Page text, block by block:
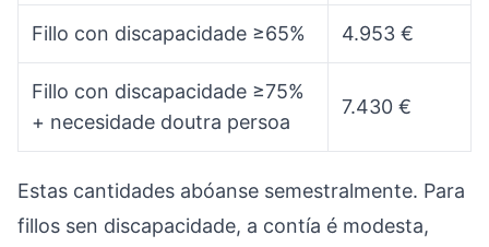
Fillo con discapacidade ≥65% 4.953 €
Fillo con discapacidade ≥75%
+ necesidade doutra persoa
7.430 €
Estas cantidades abóanse semestralmente. Para
fillos sen discapacidade, a contía é modesta,